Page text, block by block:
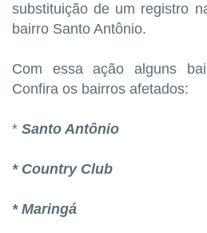
substituição de um registro
bairro Santo Antônio.
Com essa ação alguns
Confira os bairros afetados:
* Santo Antônio
* Country Club
* Maringá